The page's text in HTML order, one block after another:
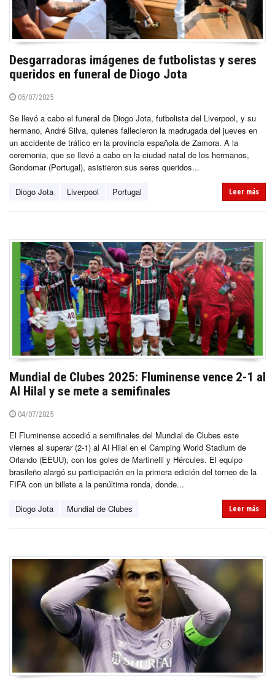
Desgarradoras imágenes de futbolistas y seres
queridos en funeral de Diogo Jota
05/07/2025
Se llevó a cabo el funeral de Diogo Jota, futbolista del Liverpool, y su
hermano, André Silva, quienes fallecieron la madrugada del jueves en
un accidente de tráfico en la provincia española de Zamora. A la
ceremonia, que se llevó a cabo en la ciudad natal de los hermanos,
Gondomar (Portugal), asistieron sus seres queridos...
Diogo Jota Liverpool Portugal Leer más
Mundial de Clubes 2025: Fluminense vence 2-1 al
Al Hilal y se mete a semifinales
04/07/2025
El Fluminense accedió a semifinales del Mundial de Clubes este
viernes al superar (2-1) al Al Hilal en el Camping World Stadium de
Orlando (EEUU), con los goles de Martinelli y Hércules. El equipo
brasileño alargó su participación en la primera edición del torneo de la
FIFA con un billete a la penúltima ronda, donde...
Diogo Jota Mundial de Clubes Leer más